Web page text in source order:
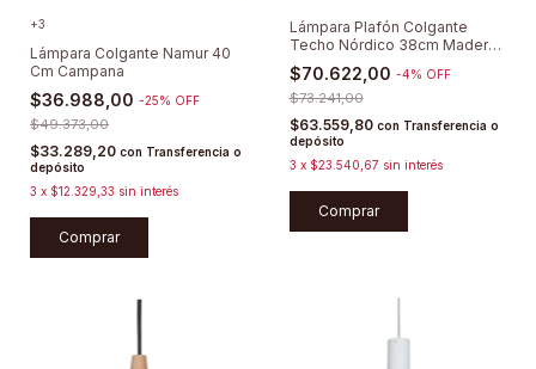
+3
Lámpara Colgante Namur 40
Cm Campana
$36.988,00 -25% OFF
$49.373,00
$33.289,20 con Transferencia o
depósito
3 x $12.329,33 sin interés
Comprar
Lámpara Plafón Colgante
Techo Nórdico 38cm Madera
Moderna
$70.622,00 -4% OFF
$73.241,00
$63.559,80 con Transferencia o
depósito
3 x $23.540,67 sin interés
Comprar